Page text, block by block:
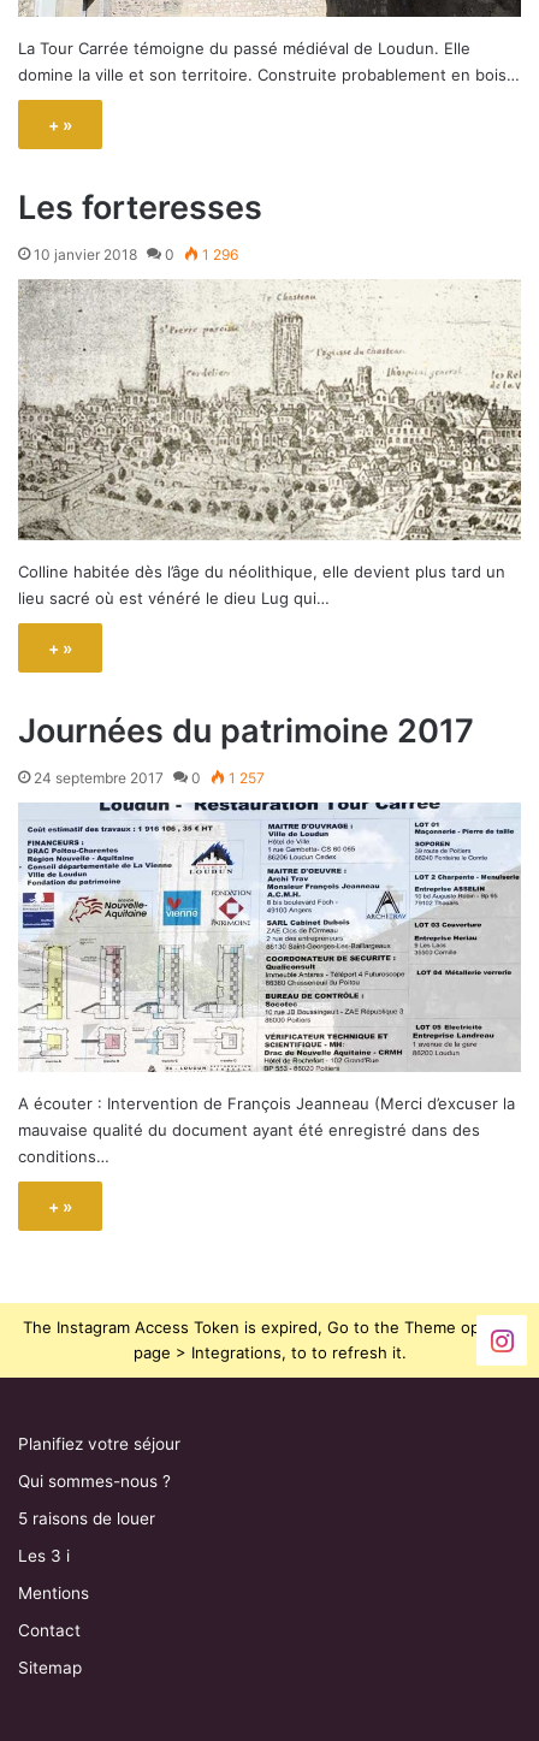
La Tour Carrée témoigne du passé médiéval de Loudun. Elle
domine la ville et son territoire. Construite probablement en bois…
+ »
Les forteresses
10 janvier 2018 0 1 296
Colline habitée dès l’âge du néolithique, elle devient plus tard un
lieu sacré où est vénéré le dieu Lug qui…
+ »
Journées du patrimoine 2017
24 septembre 2017 0 1 257
A écouter : Intervention de François Jeanneau (Merci d’excuser la
mauvaise qualité du document ayant été enregistré dans des
conditions…
+ »
The Instagram Access Token is expired, Go to the Theme options
page > Integrations, to to refresh it.
Planifiez votre séjour
Qui sommes-nous ?
5 raisons de louer
Les 3 i
Mentions
Contact
Sitemap